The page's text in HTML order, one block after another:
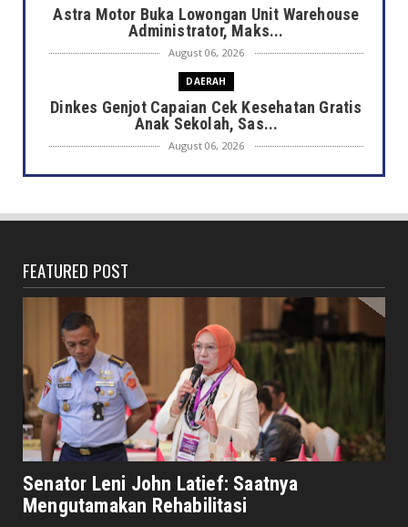
Astra Motor Buka Lowongan Unit Warehouse
Administrator, Maks...
August 06, 2026
DAERAH
Dinkes Genjot Capaian Cek Kesehatan Gratis
Anak Sekolah, Sas...
August 06, 2026
DAERAH
Dedy Tinjau Cek Keseh...
Lebih Pasti dengan Kampas Rem Asli Honda,
Pengereman Maksima...
August 06, 2026
HOTEL MERCURE
Mercure Bengkulu Hadirkan Staycation
Ramah Keluarga, Tamu Da...
August 05, 2026
EKONOMI
Hotel Santika Bengkulu Hadirkan Promo HUT
ke-81 RI, Kamar Mu...
FEATURED POST
Senator Leni John Latief: Saatnya
Mengutamakan Rehabilitasi